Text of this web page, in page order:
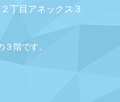
丁目アネックス３
階です。